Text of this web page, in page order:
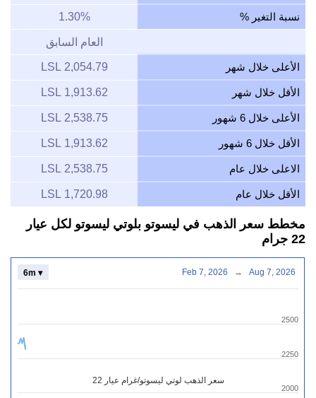
نسبة التغير % 1.30%
العام السابق
الأعلى خلال شهر 2,054.79 LSL
الأقل خلال شهر 1,913.62 LSL
الأعلى خلال 6 شهور 2,538.75 LSL
الأقل خلال 6 شهور 1,913.62 LSL
الاعلى خلال عام 2,538.75 LSL
الأقل خلال عام 1,720.98 LSL
مخطط سعر الذهب في ليسوتو بلوتي ليسوتو لكل عيار
22 جرام
سعر الذهب لوتي ليسوتو/غرام عيار 22
2000
2250
2500
6m ▾ Feb 7, 2026 → Aug 7, 2026